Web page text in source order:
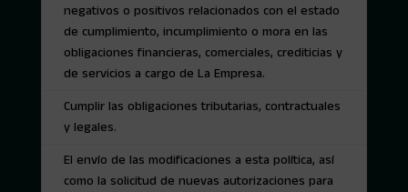
negativos o positivos relacionados con el estado
de cumplimiento, incumplimiento o mora en las
obligaciones financieras, comerciales, crediticias y
de servicios a cargo de La Empresa.
Cumplir las obligaciones tributarias, contractuales
y legales.
El envío de las modificaciones a esta política, así
como la solicitud de nuevas autorizaciones para